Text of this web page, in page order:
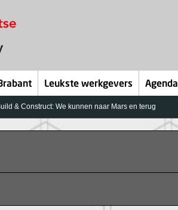
Leukste werkgevers Agenda
& Construct: We kunnen naar Mars en terug